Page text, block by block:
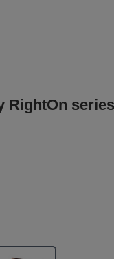
RightOn series